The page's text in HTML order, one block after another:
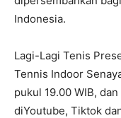
Indonesia.
Lagi-Lagi Tenis
Tennis Indoor
pukul 19.00 WIB,
diYoutube, Tiktok